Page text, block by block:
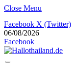
Close Menu
Facebook X (Twitter)
06/08/2026
Facebook